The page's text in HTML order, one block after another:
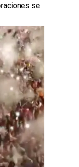
se